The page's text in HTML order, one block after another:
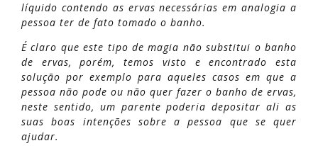
líquido contendo as ervas necessárias em analogia a
pessoa ter de fato tomado o banho.
É claro que este tipo de magia não substitui o banho
de ervas, porém, temos visto e encontrado esta
solução por exemplo para aqueles casos em que a
pessoa não pode ou não quer fazer o banho de ervas,
neste sentido, um parente poderia depositar ali as
suas boas intenções sobre a pessoa que se quer
ajudar.